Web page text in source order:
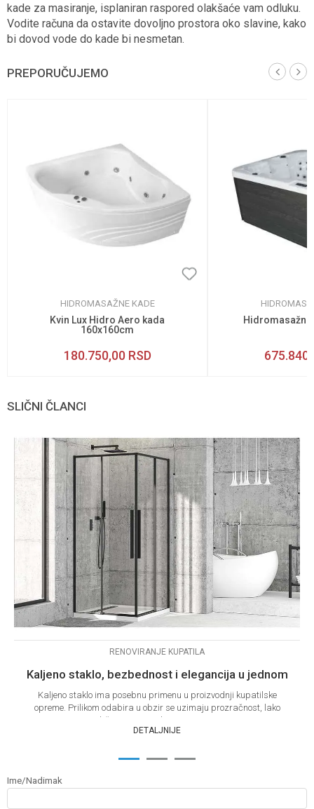
kade za masiranje, isplaniran raspored olakšaće vam odluku.
Vodite računa da ostavite dovoljno prostora oko slavine, kako
bi dovod vode do kade bi nesmetan.
PREPORUČUJEMO
HIDROMASAŽNE KADE
Kvin Lux Hidro Aero kada
160x160cm
180.750,00 RSD
SLIČNI ČLANCI
RENOVIRANJE KUPATILA
Kaljeno staklo, bezbednost i elegancija u jednom
Kaljeno staklo ima posebnu primenu u proizvodnji kupatilske
opreme. Prilikom odabira u obzir se uzimaju prozračnost, lako
održavanje, vizuelno pro&scaro...
DETALJNIJE
1 2 3
Ime/Nadimak